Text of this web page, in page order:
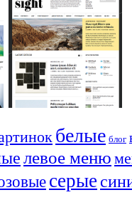
белые блог
левое меню
серые